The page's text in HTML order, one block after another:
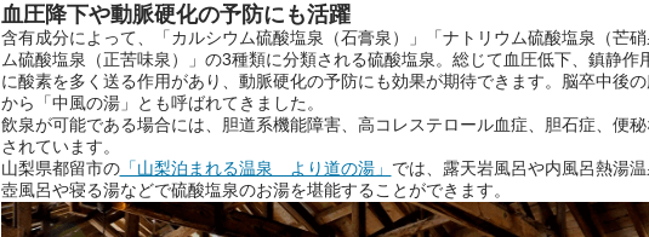
は、そんな
きをプロの
とができる
おふろパス
別なひとと
料」でご利
血圧降下や動脈硬化の予防にも活躍
含有成分によって、「カルシウム硫酸塩泉（石膏泉）」「ナトリウム硫酸塩泉（芒
ム硫酸塩泉（正苦味泉）」の3種類に分類される硫酸塩泉。総じて血圧低下、鎮静作
に酸素を多く送る作用があり、動脈硬化の予防にも効果が期待できます。脳卒中後
から「中風の湯」とも呼ばれてきました。
飲泉が可能である場合には、胆道系機能障害、高コレステロール血症、胆石症、便
されています。
山梨県都留市の「山梨泊まれる温泉 より道の湯」 では、露天岩風呂や内風呂熱湯
壺風呂や寝る湯などで硫酸塩泉のお湯を堪能することができます。